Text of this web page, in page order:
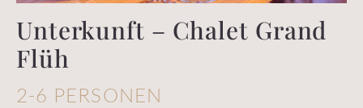
Unterkunft – Chalet Grand
Flüh
2-6 PERSONEN